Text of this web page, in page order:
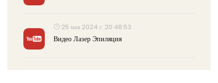
25 мая 2024 г. 20:48:53
Видео Лазер Эпиляция